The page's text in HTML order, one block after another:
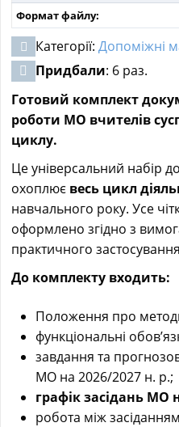
Формат файлу:
Категорії: Допоміжні
Придбали: 6 раз.
Готовий комплект
роботи МО вчителів
циклу.
Це універсальний набір
охоплює весь цикл
навчального року. Усе
оформлено згідно з
практичного
До комплекту входить:
Положення про
функціональні
завдання та
МО на 2026/2027 н. р.;
графік засідань МО
робота між